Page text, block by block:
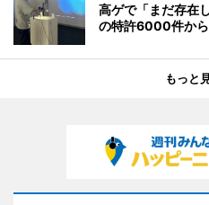
高ゲで「まだ存在
の特許6000件か
もっと